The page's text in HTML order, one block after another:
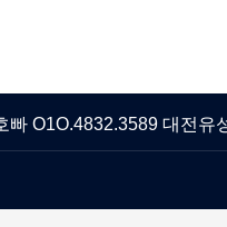
빠 O1O.4832.3589 대전유